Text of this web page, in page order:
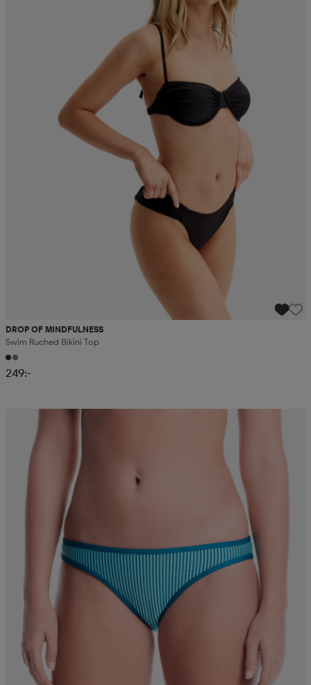
DROP OF MINDFULNESS
Swim Ruched Bikini Top
249:-